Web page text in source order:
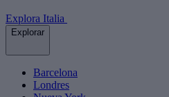
Explora Italia
Explorar
Barcelona
Londres